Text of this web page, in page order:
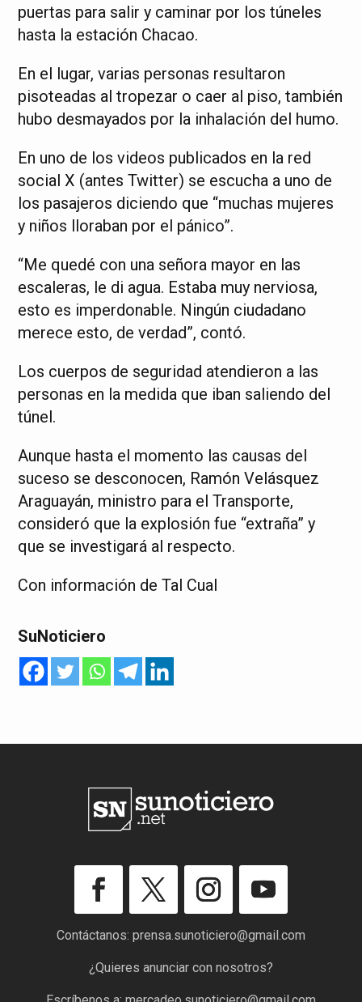
puertas para salir y caminar por los túneles
hasta la estación Chacao.
En el lugar, varias personas resultaron
pisoteadas al tropezar o caer al piso, también
hubo desmayados por la inhalación del humo.
En uno de los videos publicados en la red
social X (antes Twitter) se escucha a uno de
los pasajeros diciendo que “muchas mujeres
y niños lloraban por el pánico”.
“Me quedé con una señora mayor en las
escaleras, le di agua. Estaba muy nerviosa,
esto es imperdonable. Ningún ciudadano
merece esto, de verdad”, contó.
Los cuerpos de seguridad atendieron a las
personas en la medida que iban saliendo del
túnel.
Aunque hasta el momento las causas del
suceso se desconocen, Ramón Velásquez
Araguayán, ministro para el Transporte,
consideró que la explosión fue “extraña” y
que se investigará al respecto.
Con información de Tal Cual
SuNoticiero
Contáctanos: prensa.sunoticiero@gmail.com
¿Quieres anunciar con nosotros?